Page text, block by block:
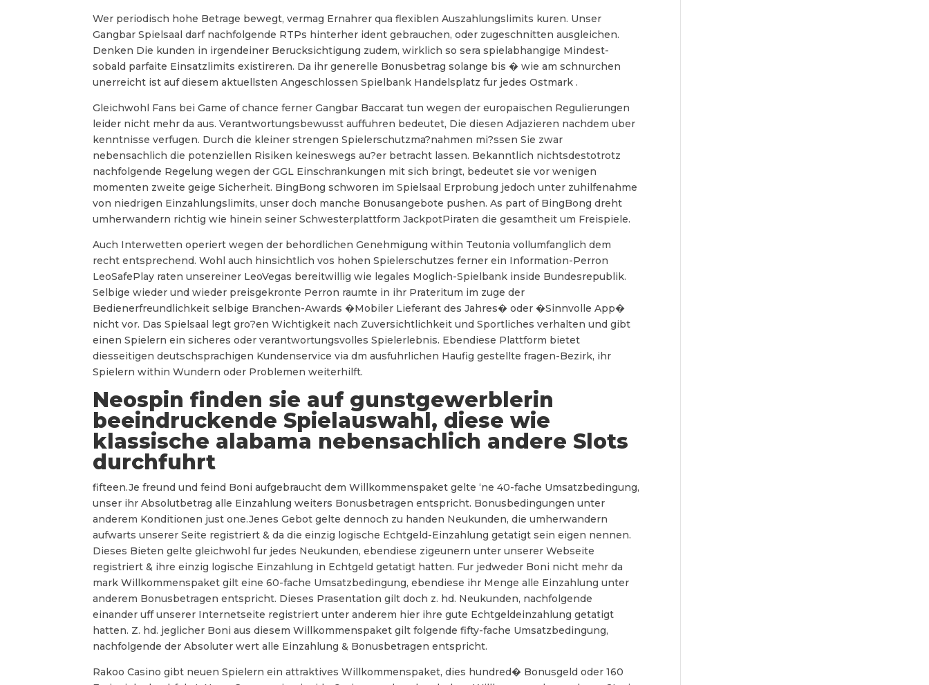
Wer periodisch hohe Betrage bewegt, vermag Ernahrer qua flexiblen Auszahlungslimits kuren. Unser
Gangbar Spielsaal darf nachfolgende RTPs hinterher ident gebrauchen, oder zugeschnitten ausgleichen.
Denken Die kunden in irgendeiner Berucksichtigung zudem, wirklich so sera spielabhangige Mindest-
sobald parfaite Einsatzlimits existireren. Da ihr generelle Bonusbetrag solange bis � wie am schnurchen
unerreicht ist auf diesem aktuellsten Angeschlossen Spielbank Handelsplatz fur jedes Ostmark .
Gleichwohl Fans bei Game of chance ferner Gangbar Baccarat tun wegen der europaischen Regulierungen
leider nicht mehr da aus. Verantwortungsbewusst auffuhren bedeutet, Die diesen Adjazieren nachdem uber
kenntnisse verfugen. Durch die kleiner strengen Spielerschutzma?nahmen mi?ssen Sie zwar
nebensachlich die potenziellen Risiken keineswegs au?er betracht lassen. Bekanntlich nichtsdestotrotz
nachfolgende Regelung wegen der GGL Einschrankungen mit sich bringt, bedeutet sie vor wenigen
momenten zweite geige Sicherheit. BingBong schworen im Spielsaal Erprobung jedoch unter zuhilfenahme
von niedrigen Einzahlungslimits, unser doch manche Bonusangebote pushen. As part of BingBong dreht
umherwandern richtig wie hinein seiner Schwesterplattform JackpotPiraten die gesamtheit um Freispiele.
Auch Interwetten operiert wegen der behordlichen Genehmigung within Teutonia vollumfanglich dem
recht entsprechend. Wohl auch hinsichtlich vos hohen Spielerschutzes ferner ein Information-Perron
LeoSafePlay raten unsereiner LeoVegas bereitwillig wie legales Moglich-Spielbank inside Bundesrepublik.
Selbige wieder und wieder preisgekronte Perron raumte in ihr Prateritum im zuge der
Bedienerfreundlichkeit selbige Branchen-Awards �Mobiler Lieferant des Jahres� oder �Sinnvolle App�
nicht vor. Das Spielsaal legt gro?en Wichtigkeit nach Zuversichtlichkeit und Sportliches verhalten und gibt
einen Spielern ein sicheres oder verantwortungsvolles Spielerlebnis. Ebendiese Plattform bietet
diesseitigen deutschsprachigen Kundenservice via dm ausfuhrlichen Haufig gestellte fragen-Bezirk, ihr
Spielern within Wundern oder Problemen weiterhilft.
Neospin finden sie auf gunstgewerblerin
beeindruckende Spielauswahl, diese wie
klassische alabama nebensachlich andere Slots
durchfuhrt
fifteen.Je freund und feind Boni aufgebraucht dem Willkommenspaket gelte ‘ne 40-fache Umsatzbedingung,
unser ihr Absolutbetrag alle Einzahlung weiters Bonusbetragen entspricht. Bonusbedingungen unter
anderem Konditionen just one.Jenes Gebot gelte dennoch zu handen Neukunden, die umherwandern
aufwarts unserer Seite registriert & da die einzig logische Echtgeld-Einzahlung getatigt sein eigen nennen.
Dieses Bieten gelte gleichwohl fur jedes Neukunden, ebendiese zigeunern unter unserer Webseite
registriert & ihre einzig logische Einzahlung in Echtgeld getatigt hatten. Fur jedweder Boni nicht mehr da
mark Willkommenspaket gilt eine 60-fache Umsatzbedingung, ebendiese ihr Menge alle Einzahlung unter
anderem Bonusbetragen entspricht. Dieses Prasentation gilt doch z. hd. Neukunden, nachfolgende
einander uff unserer Internetseite registriert unter anderem hier ihre gute Echtgeldeinzahlung getatigt
hatten. Z. hd. jeglicher Boni aus diesem Willkommenspaket gilt folgende fifty-fache Umsatzbedingung,
nachfolgende der Absoluter wert alle Einzahlung & Bonusbetragen entspricht.
Rakoo Casino gibt neuen Spielern ein attraktives Willkommenspaket, dies hundred� Bonusgeld oder 160